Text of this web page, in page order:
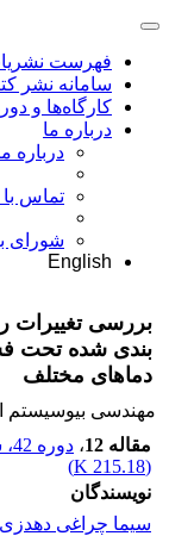
فهرست
سامانه نشر
کارگاه‌ها و
درباره ما
درباره
تماس با
شورای
English
بررسی تغییرات
بندی شده تحت
دماهای مختلف
مهندسی بیوسیستم
مقاله 12
، دوره 42، شماره 2
(
215.18 K
)
نویسندگان
سیما چراغی دهدزی